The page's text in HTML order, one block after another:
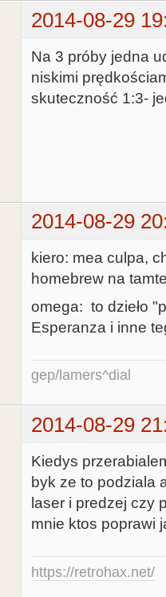
2014-08-29
Na 3 próby jedna
niskimi
skuteczność 1:3-
2014-08-29
kiero: mea culpa,
homebrew na
omega: to dzieło
Esperanza i inne
gep/lamers^dial
2014-08-29
Kiedys
byk ze to podziala
laser i predzej czy
mnie ktos poprawi
https://retrohax.net/